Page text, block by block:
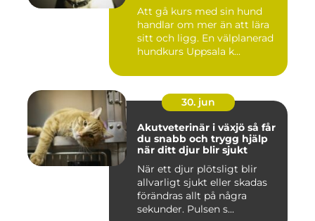
Att gå kurs med sin hund
handlar om mer än att lära
sitt och ligg. En välplanerad
hundkurs Uppsala k...
30. jun
Akutveterinär i växjö så får
du snabb och trygg hjälp
när ditt djur blir sjukt
När ett djur plötsligt blir
allvarligt sjukt eller skadas
förändras allt på några
sekunder. Pulsen s...